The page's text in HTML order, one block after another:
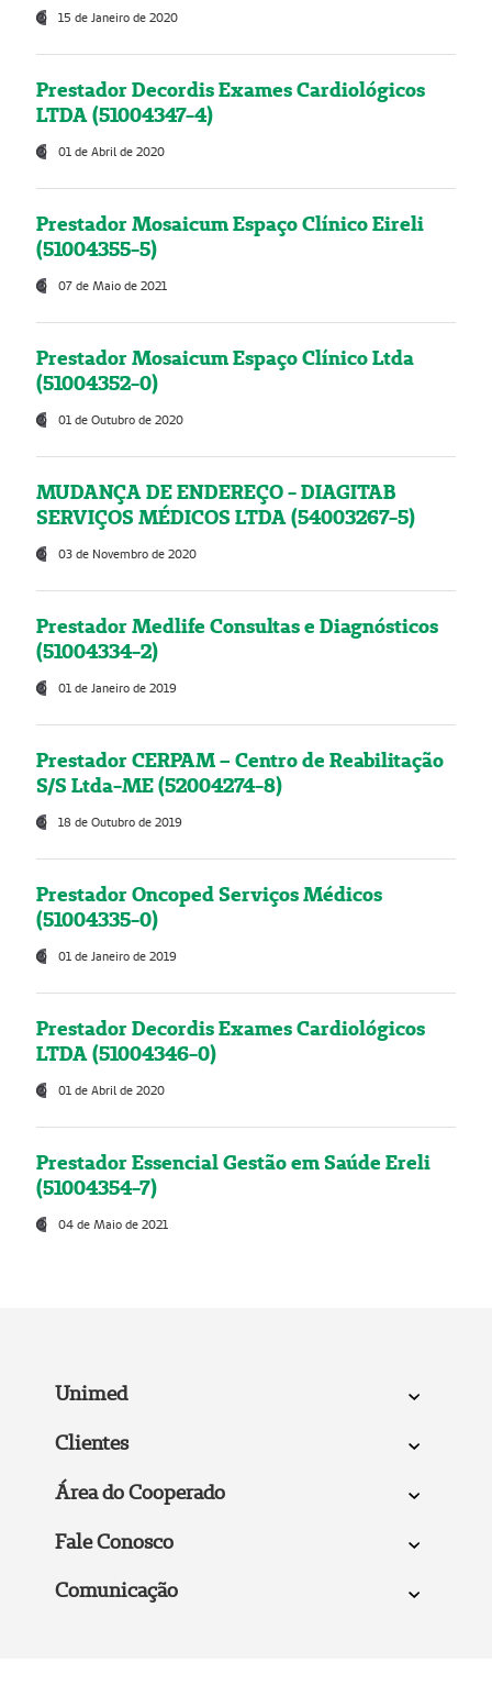
15 de Janeiro de 2020
Prestador Decordis Exames Cardiológicos
LTDA (51004347-4)
01 de Abril de 2020
Prestador Mosaicum Espaço Clínico Eireli
(51004355-5)
07 de Maio de 2021
Prestador Mosaicum Espaço Clínico Ltda
(51004352-0)
01 de Outubro de 2020
MUDANÇA DE ENDEREÇO - DIAGITAB
SERVIÇOS MÉDICOS LTDA (54003267-5)
03 de Novembro de 2020
Prestador Medlife Consultas e Diagnósticos
(51004334-2)
01 de Janeiro de 2019
Prestador CERPAM – Centro de Reabilitação
S/S Ltda-ME (52004274-8)
18 de Outubro de 2019
Prestador Oncoped Serviços Médicos
(51004335-0)
01 de Janeiro de 2019
Prestador Decordis Exames Cardiológicos
LTDA (51004346-0)
01 de Abril de 2020
Prestador Essencial Gestão em Saúde Ereli
(51004354-7)
04 de Maio de 2021
Unimed
Clientes
Área do Cooperado
Fale Conosco
Comunicação